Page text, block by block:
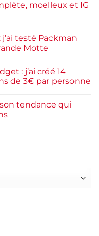
moelleux et IG
testé Packman
Motte
: j’ai créé 14
de 3€ par personne
tendance qui